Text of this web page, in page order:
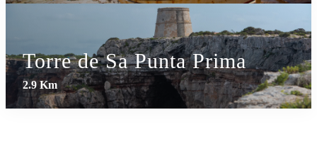
Torre de Sa Punta Prima
2.9 Km